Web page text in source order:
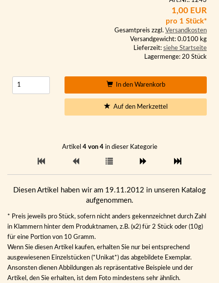
1,00 EUR
pro 1 Stück*
Gesamtpreis zzgl. Versandkosten
Versandgewicht: 0.0100 kg
Lieferzeit: siehe Startseite
Lagermenge: 20 Stück
In den Warenkorb
Auf den Merkzettel
Artikel 4 von 4in dieser Kategorie
Diesen Artikel haben wir am 19.11.2012 in unseren Katalog
aufgenommen.
* Preis jeweils pro Stück, sofern nicht anders gekennzeichnet durch Zahl
in Klammern hinter dem Produktnamen, z.B. (x2) für 2 Stück oder (10g)
für eine Portion von 10 Gramm.
Wenn Sie diesen Artikel kaufen, erhalten Sie nur bei entsprechend
ausgewiesenen Einzelstücken (*Unikat*) das abgebildete Exemplar.
Ansonsten dienen Abbildungen als repräsentative Beispiele und der
Artikel, den Sie erhalten, ist dem Foto mindestens sehr ähnlich.